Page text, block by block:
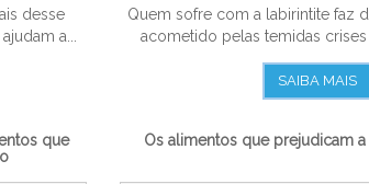
desse
a...
Quem sofre com a labirintite faz
acometido pelas temidas crises
SAIBA MAIS
que
Os alimentos que prejudicam